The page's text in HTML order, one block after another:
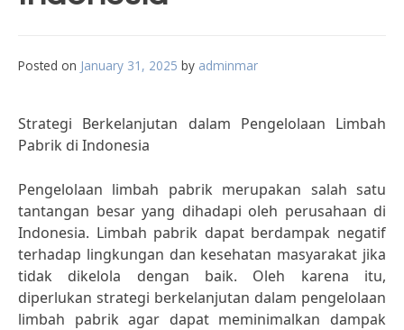
Posted on January 31, 2025 by adminmar
Strategi Berkelanjutan dalam Pengelolaan Limbah
Pabrik di Indonesia
Pengelolaan limbah pabrik merupakan salah satu
tantangan besar yang dihadapi oleh perusahaan di
Indonesia. Limbah pabrik dapat berdampak negatif
terhadap lingkungan dan kesehatan masyarakat jika
tidak dikelola dengan baik. Oleh karena itu,
diperlukan strategi berkelanjutan dalam pengelolaan
limbah pabrik agar dapat meminimalkan dampak